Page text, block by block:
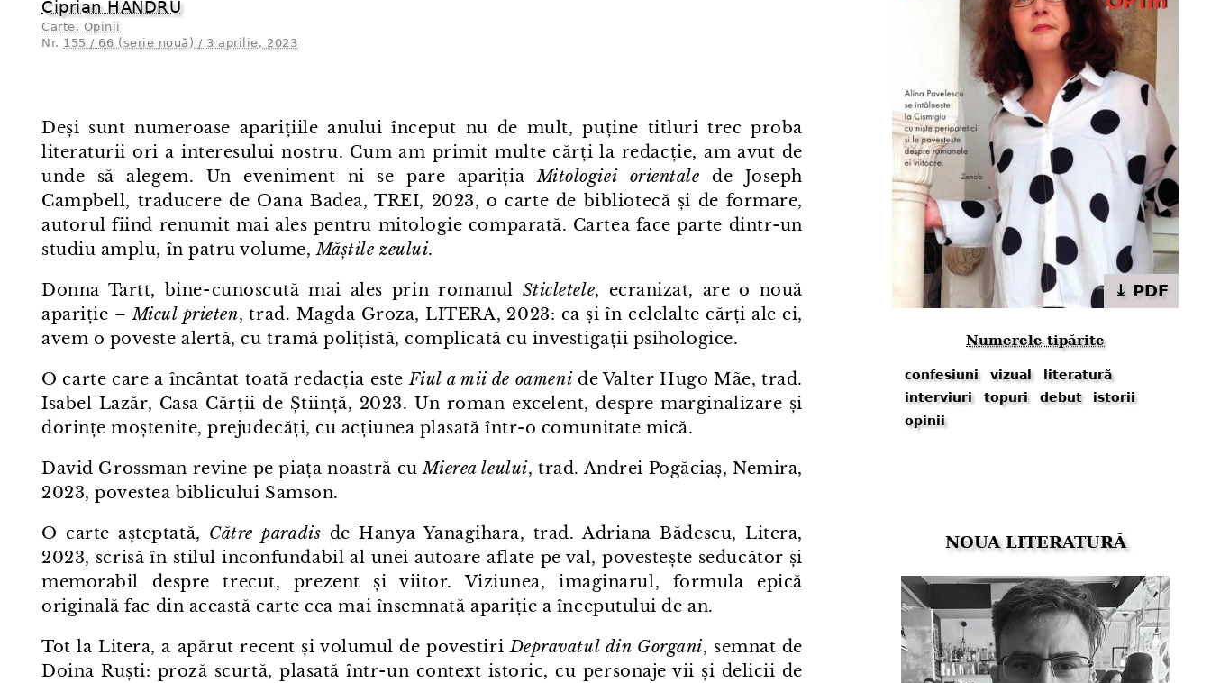
Ciprian HANDRU
Carte. Opinii
Nr. 155 / 66 (serie nouă) / 3 aprilie, 2023
Deși sunt numeroase aparițiile anului început nu de mult, puține titluri trec proba
literaturii ori a interesului nostru. Cum am primit multe cărți la redacție, am avut de
unde să alegem. Un eveniment ni se pare aparițiaMitologiei orientale de Joseph
Campbell, traducere de Oana Badea, TREI, 2023, o carte de bibliotecă și de formare,
autorul fiind renumit mai ales pentru mitologie comparată. Cartea face parte dintr⁠-⁠un
studiu amplu, în patru volume,Măștile zeului.
Donna Tartt, bine⁠-⁠cunoscută mai ales prin romanul Sticletele, ecranizat, are o nouă
apariție –Micul prieten, trad. Magda Groza, LITERA, 2023: ca și în celelalte cărți ale ei,
avem o poveste alertă, cu tramă polițistă, complicată cu investigații psihologice.
O carte care a încântat toată redacția esteFiul a mii de oameni de Valter Hugo Mãe, trad.
Isabel Lazăr, Casa Cărții de Știință, 2023. Un roman excelent, despre marginalizare și
dorințe moștenite, prejudecăți, cu acțiunea plasată într⁠-⁠o comunitate mică.
David Grossman revine pe piața noastră cuMierea leului, trad. Andrei Pogăciaș, Nemira,
2023, povestea biblicului Samson.
O carte așteptată, Către paradis de Hanya Yanagihara, trad. Adriana Bădescu, Litera,
2023, scrisă în stilul inconfundabil al unei autoare aflate pe val, povestește seducător și
memorabil despre trecut, prezent și viitor. Viziunea, imaginarul, formula epică
originală fac din această carte cea mai însemnată apariție a începutului de an.
Tot la Litera, a apărut recent și volumul de povestiriDepravatul din Gorgani, semnat de
Doina Ruști: proză scurtă, plasată într⁠-⁠un context istoric, cu personaje vii și delicii de
⤓ PDF
Numerele tipărite
confesiuni vizual
literatură
interviuri
topuri debut
istorii
opinii
NOUA LITERATURĂ